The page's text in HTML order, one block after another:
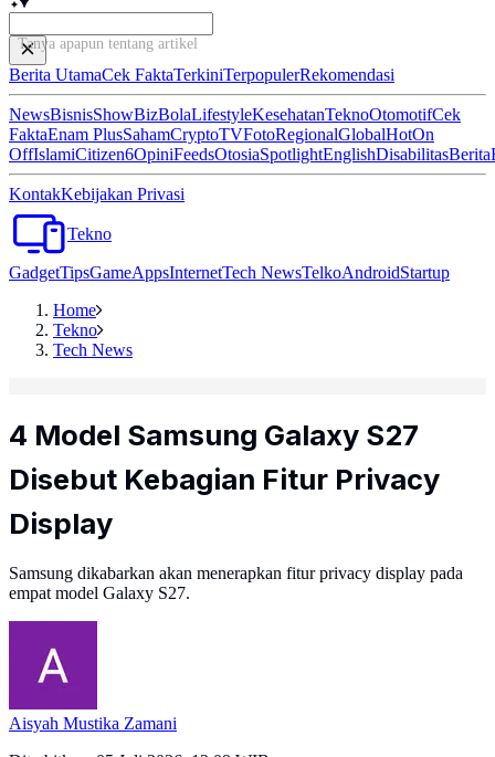
Tanya apapun tentang artikel ini...
Berita UtamaCek FaktaTerkiniTerpopulerRekomendasi
NewsBisnisShowBizBolaLifestyleKesehatanTeknoOtomotifCek
FaktaEnam PlusSahamCryptoTVFotoRegionalGlobalHotOn
OffIslamiCitizen6OpiniFeedsOtosiaSpotlightEnglishDisabilitasBerita
KontakKebijakan Privasi
Tekno
GadgetTipsGameAppsInternetTech NewsTelkoAndroidStartup
Home
Tekno
Tech News
4 Model Samsung Galaxy S27
Disebut Kebagian Fitur Privacy
Display
Samsung dikabarkan akan menerapkan fitur privacy display pada
empat model Galaxy S27.
Aisyah Mustika Zamani